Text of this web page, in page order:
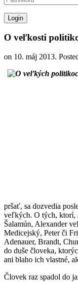
O veľkosti
on 10. máj 2013.
pršať, sa dozvedia
veľkých. O tých, ktorí,
Šalamún, Alexander
Medicejský, Peter či
Adenauer, Brandt,
do duše človeka,
ani blaho ich vlastné,
Človek raz spadol do